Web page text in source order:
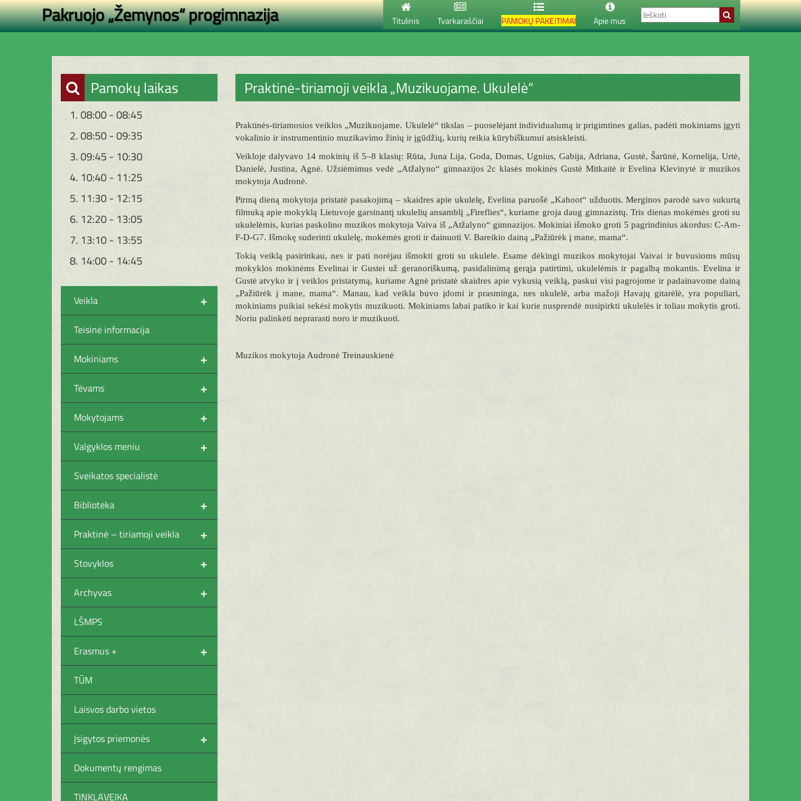
Titulinis Tvarkaraščiai PAMOKŲ PAKEITIMAI Apie mus
Pakruojo „Žemynos“ progimnazija
Pamokų laikas
1. 08:00 - 08:45
2. 08:50 - 09:35
3. 09:45 - 10:30
4. 10:40 - 11:25
5. 11:30 - 12:15
6. 12:20 - 13:05
7. 13:10 - 13:55
8. 14:00 - 14:45
+
Veikla
Teisinė informacija
+
Mokiniams
+
Tėvams
+
Mokytojams
+
Valgyklos meniu
Sveikatos specialistė
+
Biblioteka
+
Praktinė – tiriamoji veikla
+
Stovyklos
+
Archyvas
LŠMPS
+
Erasmus +
TŪM
Laisvos darbo vietos
+
Įsigytos priemonės
Dokumentų rengimas
TINKLAVEIKA
Praktinė-tiriamoji veikla „Muzikuojame. Ukulelė“
Praktinės-tiriamosios veiklos „Muzikuojame. Ukulelė“ tikslas – puoselėjant individualumą ir prigimtines galias, padėti mokiniams įgyti
vokalinio ir instrumentinio muzikavimo žinių ir įgūdžių, kurių reikia kūrybiškumui atsiskleisti.
Veikloje dalyvavo 14 mokinių iš 5–8 klasių: Rūta, Juna Lija, Goda, Domas, Ugnius, Gabija, Adriana, Gustė, Šarūnė, Kornelija, Urtė,
Danielė, Justina, Agnė. Užsiėmimus vedė „Atžalyno“ gimnazijos 2c klasės mokinės Gustė Mitkaitė ir Evelina Klevinytė ir muzikos
mokytoja Audronė.
Pirmą dieną mokytoja pristatė pasakojimą – skaidres apie ukulelę, Evelina paruošė „Kahoot“ užduotis. Merginos parodė savo sukurtą
filmuką apie mokyklą Lietuvoje garsinantį ukulelių ansamblį „Fireflies“, kuriame groja daug gimnazistų. Tris dienas mokėmės groti su
ukulelėmis, kurias paskolino muzikos mokytoja Vaiva iš „Atžalyno“ gimnazijos. Mokiniai išmoko groti 5 pagrindinius akordus: C-Am-
F-D-G7. Išmokę suderinti ukulelę, mokėmės groti ir dainuoti V. Bareikio dainą „Pažiūrėk į mane, mama“.
Tokią veiklą pasirinkau, nes ir pati norėjau išmokti groti su ukulele. Esame dėkingi muzikos mokytojai Vaivai ir buvusioms mūsų
mokyklos mokinėms Evelinai ir Gustei už geranoriškumą, pasidalinimą gerąja patirtimi, ukulelėmis ir pagalbą mokantis. Evelina ir
Gustė atvyko ir į veiklos pristatymą, kuriame Agnė pristatė skaidres apie vykusią veiklą, paskui visi pagrojome ir padainavome dainą
„Pažiūrėk į mane, mama“. Manau, kad veikla buvo įdomi ir prasminga, nes ukulelė, arba mažoji Havajų gitarėlė, yra populiari,
mokiniams puikiai sekėsi mokytis muzikuoti. Mokiniams labai patiko ir kai kurie nusprendė nusipirkti ukulelės ir toliau mokytis groti.
Noriu palinkėti neprarasti noro ir muzikuoti.
Muzikos mokytoja Audronė Treinauskienė